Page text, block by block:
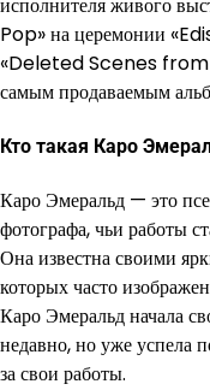
Pop» на церемонии
«Deleted Scenes
самым продаваемым
Кто такая Каро
Каро Эмеральд — это
фотографа, чьи работы
Она известна своими
которых часто
Каро Эмеральд начала
недавно, но уже успела
за свои работы.